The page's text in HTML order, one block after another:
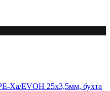
Xa/EVOH 25х3,5мм, бухта